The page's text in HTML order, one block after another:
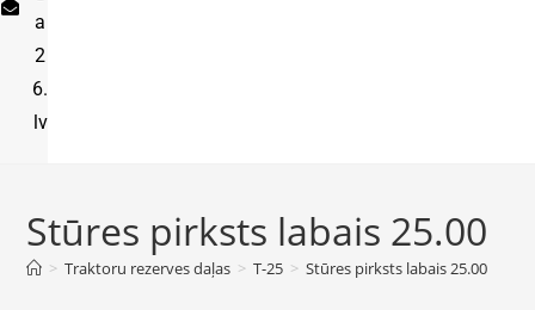
a
2
6.
lv
Stūres pirksts labais 25.00
> Traktoru rezerves daļas > T-25 > Stūres pirksts labais 25.00